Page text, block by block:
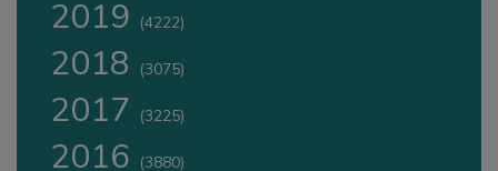
2019 (4222)
2018 (3075)
2017 (3225)
2016 (3880)